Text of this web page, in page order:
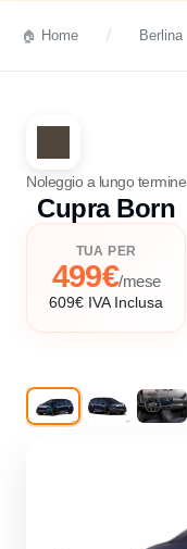
Home Berlina
Noleggio a lungo termine
Cupra Born
TUA PER
499€/mese
609€ IVA Inclusa